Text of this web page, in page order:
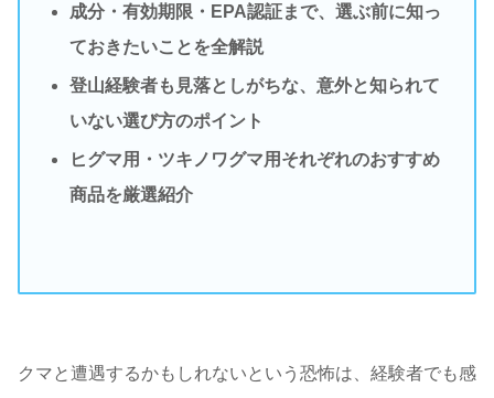
成分・有効期限・EPA認証まで、選ぶ前に知っ
ておきたいことを全解説
登山経験者も見落としがちな、意外と知られて
いない選び方のポイント
ヒグマ用・ツキノワグマ用それぞれのおすすめ
商品を厳選紹介
クマと遭遇するかもしれないという恐怖は、経験者でも感